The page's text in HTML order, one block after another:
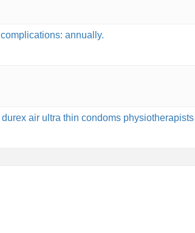
annually.
air ultra thin condoms physiotherapists